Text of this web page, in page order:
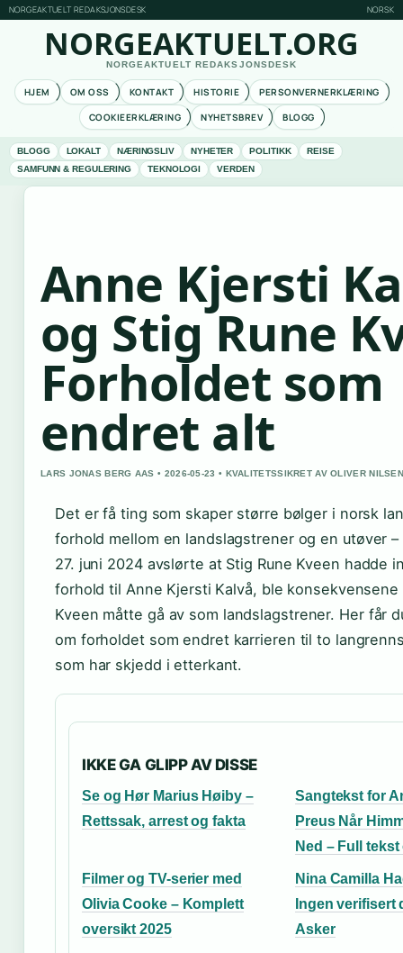
NORGEAKTUELT REDAKSJONSDESK NORSK
NORGEAKTUELT.ORG
NORGEAKTUELT REDAKSJONSDESK
HJEM OM OSS KONTAKT HISTORIE
PERSONVERNERKLÆRING
COOKIEERKLÆRING
NYHETSBREV BLOGG
BLOGG LOKALT NÆRINGSLIV NYHETER POLITIKK
REISE
SAMFUNN & REGULERING
TEKNOLOGI VERDEN
Anne Kjersti
og Stig Rune
Forholdet som
endret alt
LARS JONAS BERG AAS • 2026-05-23 • KVALITETSSIKRET AV OLIVER
Det er få ting som skaper større bølger i norsk
forhold mellom en landslagstrener og en utøver
27. juni 2024 avslørte at Stig Rune Kveen hadde
forhold til Anne Kjersti Kalvå, ble konsekvensene
Kveen måtte gå av som landslagstrener. Her får
om forholdet som endret karrieren til to
som har skjedd i etterkant.
IKKE GA GLIPP AV DISSE
Se og Hør Marius Høiby –
Rettssak, arrest og fakta
Sangtekst for
Preus Når
Ned – Full
Filmer og TV-serier med
Olivia Cooke – Komplett
oversikt 2025
Nina Camilla
Ingen verifisert
Asker